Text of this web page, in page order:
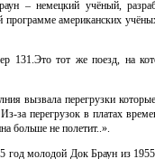
– немецкий учёный,
американских
131.Это тот же поезд, на
вызвала перегрузки
за перегрузок в платах
больше не полетит..».
год молодой Док Браун из